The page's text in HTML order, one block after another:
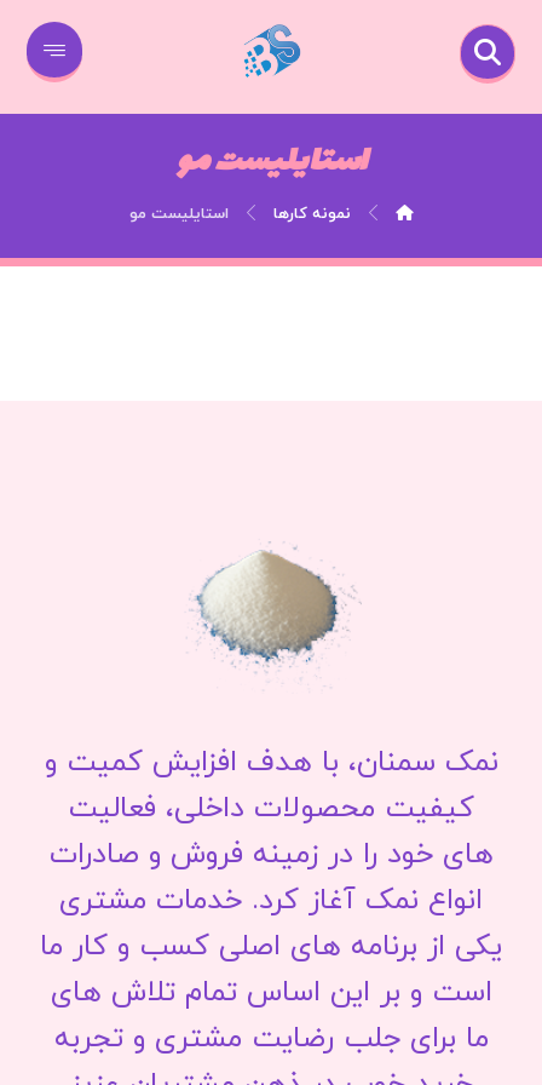
استایلیست مو
نمونه کارها استایلیست مو
نمک سمنان، با هدف افزایش کمیت و
کیفیت محصولات داخلی، فعالیت
های خود را در زمینه فروش و صادرات
انواع نمک آغاز کرد. خدمات مشتری
یکی از برنامه های اصلی کسب و کار ما
است و بر این اساس تمام تلاش های
ما برای جلب رضایت مشتری و تجربه